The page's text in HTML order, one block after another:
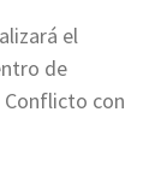
el
de
Conflicto con